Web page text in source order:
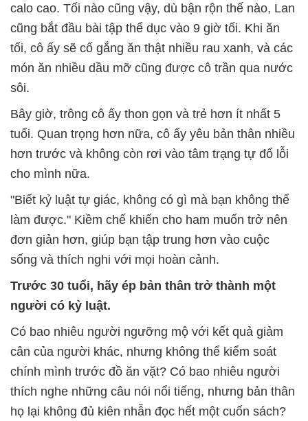
calo cao. Tối nào cũng vậy, dù bận rộn thế nào, Lan
cũng bắt đầu bài tập thể dục vào 9 giờ tối. Khi ăn
tối, cô ấy sẽ cố gắng ăn thật nhiều rau xanh, và các
món ăn nhiều dầu mỡ cũng được cô trần qua nước
sôi.
Bây giờ, trông cô ấy thon gọn và trẻ hơn ít nhất 5
tuổi. Quan trọng hơn nữa, cô ấy yêu bản thân nhiều
hơn trước và không còn rơi vào tâm trạng tự đổ lỗi
cho mình nữa.
"Biết kỷ luật tự giác, không có gì mà bạn không thể
làm được." Kiềm chế khiến cho ham muốn trở nên
đơn giản hơn, giúp bạn tập trung hơn vào cuộc
sống và thích nghi với mọi hoàn cảnh.
Trước 30 tuổi, hãy ép bản thân trở thành một
người có kỷ luật.
Có bao nhiêu người ngưỡng mộ với kết quả giảm
cân của người khác, nhưng không thể kiểm soát
chính mình trước đồ ăn vặt? Có bao nhiêu người
thích nghe những câu nói nổi tiếng, nhưng bản thân
họ lại không đủ kiên nhẫn đọc hết một cuốn sách?